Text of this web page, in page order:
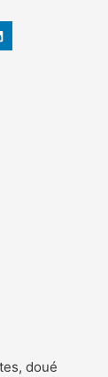
doué